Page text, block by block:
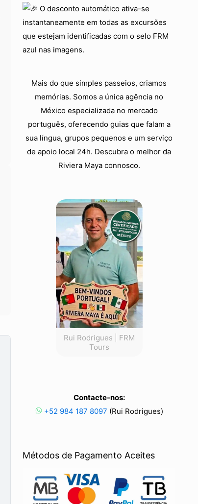
O desconto automático ativa-se
instantaneamente em todas as excursões
que estejam identificadas com o selo FRM
azul nas imagens.
Mais do que simples passeios, criamos
memórias. Somos a única agência no
México especializada no mercado
português, oferecendo guias que falam a
sua língua, grupos pequenos e um serviço
de apoio local 24h. Descubra o melhor da
Riviera Maya connosco.
Rui Rodrigues | FRM
Tours
Contacte-nos:
+52 984 187 8097 (Rui Rodrigues)
Métodos de Pagamento Aceites